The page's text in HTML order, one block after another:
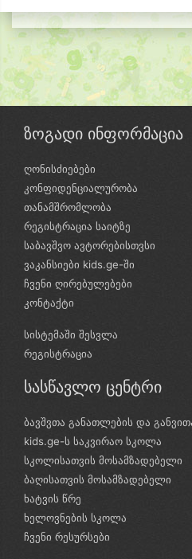
ზოგადი ინფორმაცია
ღონისძიებები
კონფიდენციალურობა
თანამშრომლობა
რეგისტრაცია საიტზე
საბავშვო ავტორებისთვსი
ვაკანსიები kids.ge-ში
ჩვენი ღირებულებები
კონტაქტი
სისტემაში შესვლა
რეგისტრაცია
სასწავლო ცენტრი
ბავშვთა განათლების და
kids.ge-ს საკვირაო სკოლა
სკოლისათვის მოსამზადებელი
ბაღისათვის მოსამზადებელი
ხატვის წრე
ხელოვნების სკოლა
ჩვენი რესურსები